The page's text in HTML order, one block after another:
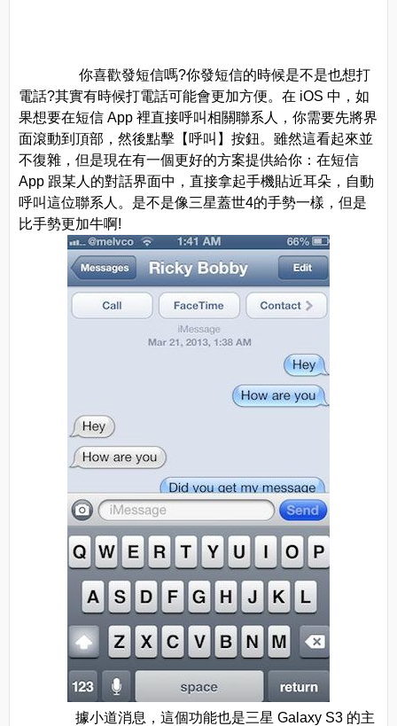
你喜歡發短信嗎?你發短信的時候是不是也想打
電話?其實有時候打電話可能會更加方便。在 iOS 中，如
果想要在短信 App 裡直接呼叫相關聯系人，你需要先將界
面滾動到頂部，然後點擊【呼叫】按鈕。雖然這看起來並
不復雜，但是現在有一個更好的方案提供給你：在短信
App 跟某人的對話界面中，直接拿起手機貼近耳朵，自動
呼叫這位聯系人。是不是像三星蓋世4的手勢一樣，但是
比手勢更加牛啊!
據小道消息，這個功能也是三星 Galaxy S3 的主